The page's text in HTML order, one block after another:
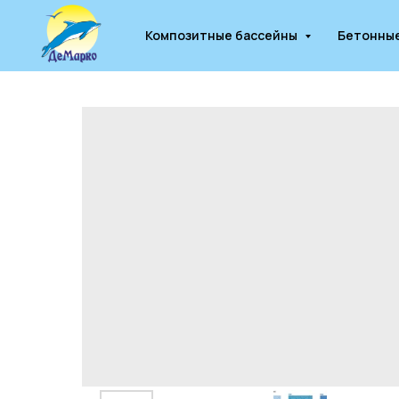
Композитные бассейны